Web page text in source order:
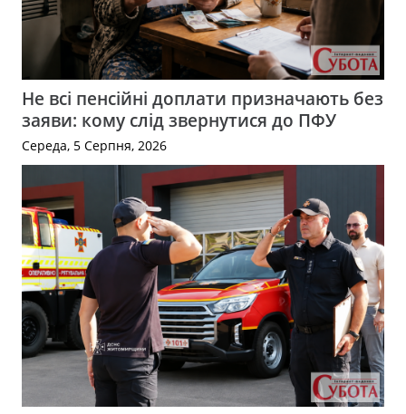
Не всі пенсійні доплати призначають без
заяви: кому слід звернутися до ПФУ
Середа, 5 Серпня, 2026